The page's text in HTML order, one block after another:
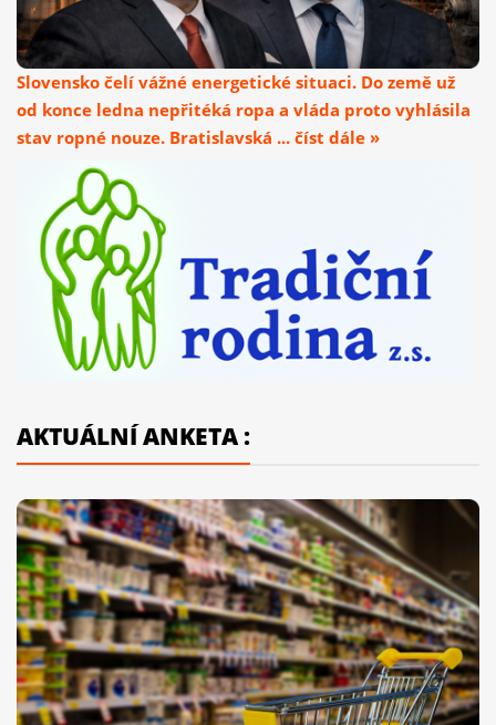
Slovensko čelí vážné energetické situaci. Do země už
od konce ledna nepřitéká ropa a vláda proto vyhlásila
stav ropné nouze. Bratislavská ... číst dále »
AKTUÁLNÍ ANKETA :